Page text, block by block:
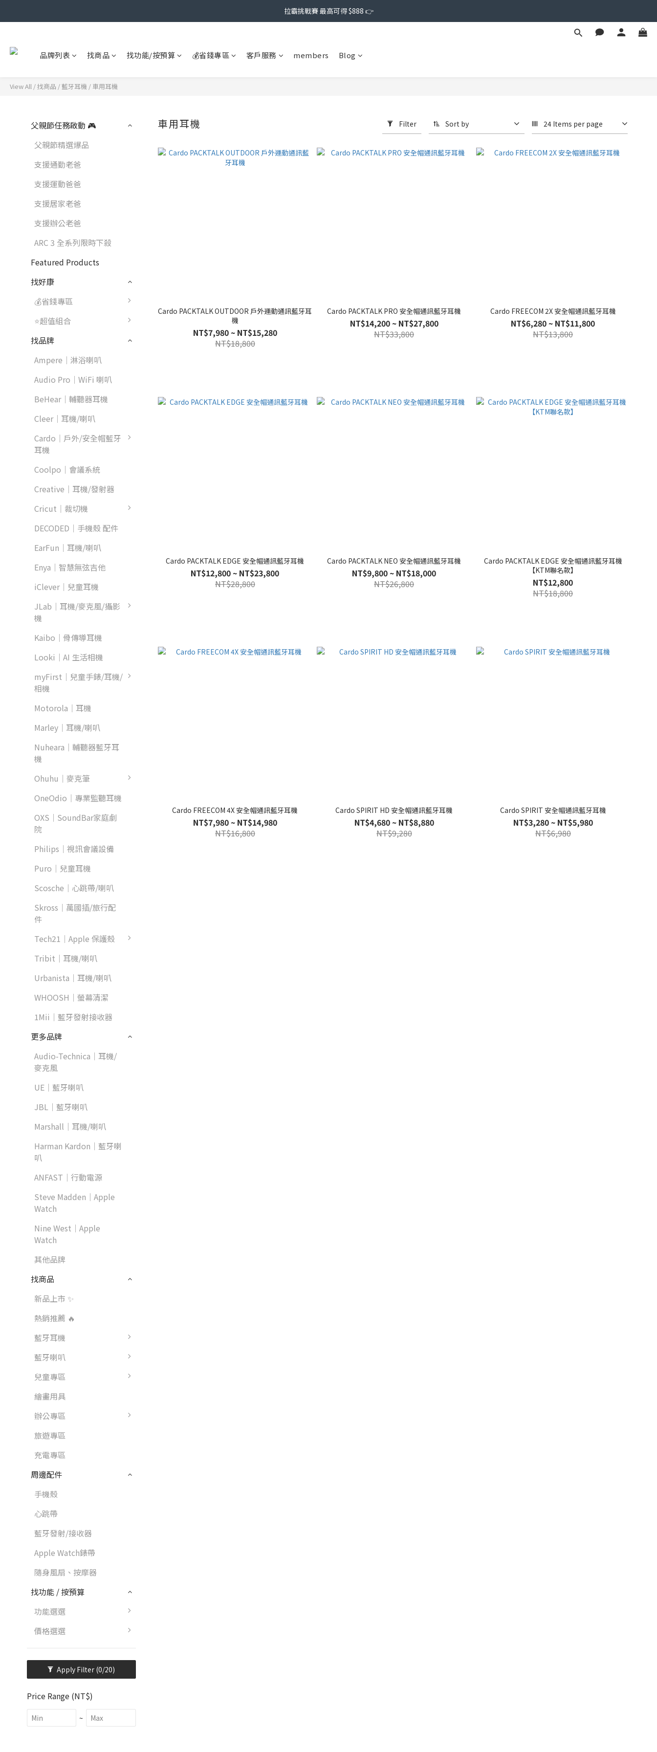
拉霸挑戰賽 最高可得 $888 👉
品牌列表 找商品 找功能/按預算 💰省錢專區 客戶服務 members Blog
View All /找商品 /藍牙耳機 /車用耳機
父親節任務啟動 🎮
父親節精選爆品
支援通勤老爸
支援運動爸爸
支援居家老爸
支援辦公老爸
ARC 3 全系列限時下殺
Featured Products
找好康
💰省錢專區
⭐超值組合
找品牌
Ampere｜淋浴喇叭
Audio Pro｜WiFi 喇叭
BeHear｜輔聽器耳機
Cleer｜耳機/喇叭
Cardo｜戶外/安全帽藍牙
耳機
Coolpo｜會議系統
Creative｜耳機/發射器
Cricut｜裁切機
DECODED｜手機殼 配件
EarFun｜耳機/喇叭
Enya｜智慧無弦吉他
iClever｜兒童耳機
JLab｜耳機/麥克風/攝影
機
Kaibo｜骨傳導耳機
Looki｜AI 生活相機
myFirst｜兒童手錶/耳機/
相機
Motorola｜耳機
Marley｜耳機/喇叭
Nuheara｜輔聽器藍牙耳
機
Ohuhu｜麥克筆
OneOdio｜專業監聽耳機
OXS｜SoundBar家庭劇
院
Philips｜視訊會議設備
Puro｜兒童耳機
Scosche｜心跳帶/喇叭
Skross｜萬國插/旅行配
件
Tech21｜Apple 保護殼
Tribit｜耳機/喇叭
Urbanista｜耳機/喇叭
WHOOSH｜螢幕清潔
1Mii｜藍牙發射接收器
更多品牌
Audio-Technica｜耳機/
麥克風
UE｜藍牙喇叭
JBL｜藍牙喇叭
Marshall｜耳機/喇叭
Harman Kardon｜藍牙喇
叭
ANFAST｜行動電源
Steve Madden｜Apple
Watch
Nine West｜Apple
Watch
其他品牌
找商品
新品上市 ✨
熱銷推薦 🔥
藍牙耳機
藍牙喇叭
兒童專區
繪畫用具
辦公專區
旅遊專區
充電專區
周邊配件
手機殼
心跳帶
藍牙發射/接收器
Apple Watch錶帶
隨身風扇、按摩器
找功能 / 按預算
功能選選
價格選選
Apply Filter (0/20)
Price Range (NT$)
~
車用耳機 Filter Sort by 24 Items per page
Cardo PACKTALK OUTDOOR 戶外運動通訊藍牙耳
機
NT$7,980 ~ NT$15,280
NT$18,800
Cardo PACKTALK PRO 安全帽通訊藍牙耳機
NT$14,200 ~ NT$27,800
NT$33,800
Cardo FREECOM 2X 安全帽通訊藍牙耳機
NT$6,280 ~ NT$11,800
NT$13,800
Cardo PACKTALK EDGE 安全帽通訊藍牙耳機
NT$12,800 ~ NT$23,800
NT$28,800
Cardo PACKTALK NEO 安全帽通訊藍牙耳機
NT$9,800 ~ NT$18,000
NT$26,800
Cardo PACKTALK EDGE 安全帽通訊藍牙耳機
【KTM聯名款】
NT$12,800
NT$18,800
Cardo FREECOM 4X 安全帽通訊藍牙耳機
NT$7,980 ~ NT$14,980
NT$16,800
Cardo SPIRIT HD 安全帽通訊藍牙耳機
NT$4,680 ~ NT$8,880
NT$9,280
Cardo SPIRIT 安全帽通訊藍牙耳機
NT$3,280 ~ NT$5,980
NT$6,980